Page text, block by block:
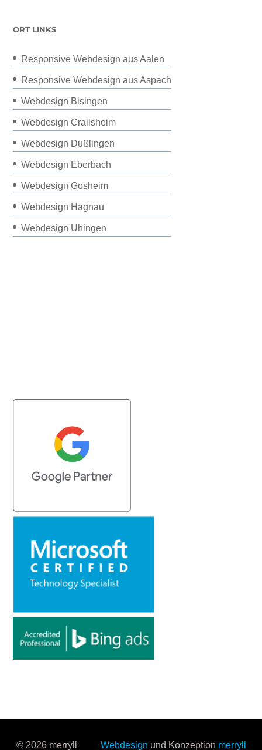
ORT LINKS
Responsive Webdesign aus Aalen
Responsive Webdesign aus Aspach
Webdesign Bisingen
Webdesign Crailsheim
Webdesign Dußlingen
Webdesign Eberbach
Webdesign Gosheim
Webdesign Hagnau
Webdesign Uhingen
© 2026 merryll Webdesign und Konzeption merryll